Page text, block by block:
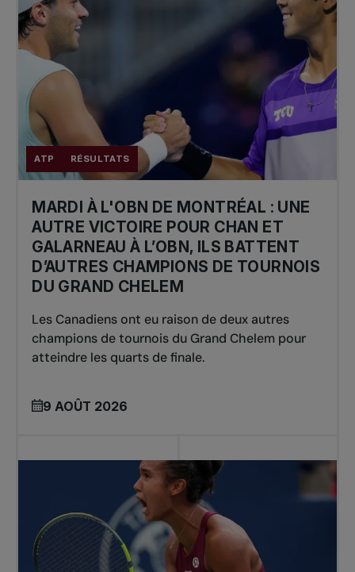
ATP RÉSULTATS
MARDI À L'OBN DE MONTRÉAL : UNE
AUTRE VICTOIRE POUR CHAN ET
GALARNEAU À L’OBN, ILS BATTENT
D’AUTRES CHAMPIONS DE TOURNOIS
DU GRAND CHELEM
Les Canadiens ont eu raison de deux autres
champions de tournois du Grand Chelem pour
atteindre les quarts de finale.
9 AOÛT 2026